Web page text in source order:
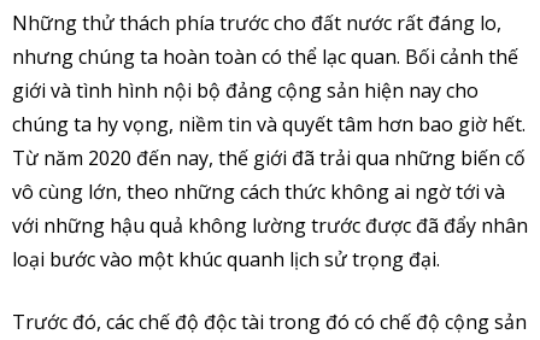
Những thử thách phía trước cho đất nước rất đáng lo,
nhưng chúng ta hoàn toàn có thể lạc quan. Bối cảnh thế
giới và tình hình nội bộ đảng cộng sản hiện nay cho
chúng ta hy vọng, niềm tin và quyết tâm hơn bao giờ hết.
Từ năm 2020 đến nay, thế giới đã trải qua những biến cố
vô cùng lớn, theo những cách thức không ai ngờ tới và
với những hậu quả không lường trước được đã đẩy nhân
loại bước vào một khúc quanh lịch sử trọng đại.
Trước đó, các chế độ độc tài trong đó có chế độ cộng sản